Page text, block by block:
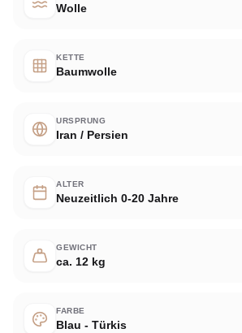
Wolle
KETTE
Baumwolle
URSPRUNG
Iran / Persien
ALTER
Neuzeitlich 0-20 Jahre
GEWICHT
ca. 12 kg
FARBE
Blau - Türkis